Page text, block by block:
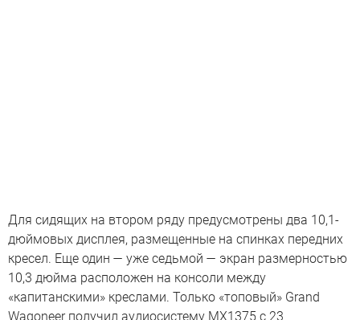
Для сидящих на втором ряду предусмотрены два 10,1-
дюймовых дисплея, размещенные на спинках передних
кресел. Еще один — уже седьмой — экран размерностью
10,3 дюйма расположен на консоли между
«капитанскими» креслами. Только «топовый» Grand
Wagoneer получил аудиосистему MX1375 с 23